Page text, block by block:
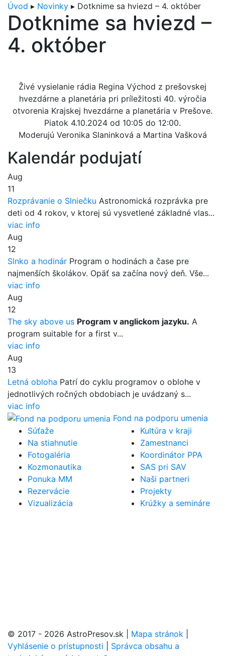
Úvod ▸ Novinky ▸ Dotknime sa hviezd – 4. október
Dotknime sa hviezd –
4. október
Živé vysielanie rádia Regina Východ z prešovskej
hvezdárne a planetária pri príležitosti 40. výročia
otvorenia Krajskej hvezdárne a planetária v Prešove.
Piatok 4.10.2024 od 10:05 do 12:00.
Moderujú Veronika Slaninková a Martina Vašková
Kalendár podujatí
Aug
11
Rozprávanie o Slniečku Astronomická rozprávka pre
deti od 4 rokov, v ktorej sú vysvetlené základné vlas...
viac info
Aug
12
Slnko a hodinár Program o hodinách a čase pre
najmenších školákov. Opäť sa začína nový deň. Vše...
viac info
Aug
12
The sky above us Program v anglickom jazyku. A
program suitable for a first v...
viac info
Aug
13
Letná obloha Patrí do cyklu programov o oblohe v
jednotlivých ročných obdobiach je uvádzaný s...
viac info
Fond na podporu umenia
Súťaže
Na stiahnutie
Fotogaléria
Kozmonautika
Ponuka MM
Rezervácie
Vizualizácia
Kultúra v kraji
Zamestnanci
Koordinátor PPA
SAS pri SAV
Naši partneri
Projekty
Krúžky a semináre
© 2017 - 2026 AstroPresov.sk Mapa stránok
Vyhlásenie o prístupnosti
Správca obsahu a